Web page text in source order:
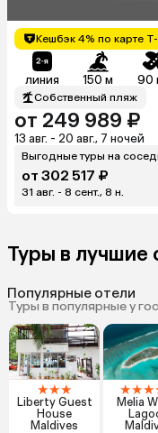
Кешбэк 4% по карте
линия 150 м 90
Собственный пляж
от 249 989 ₽
13 авг. - 20 авг., 7 ночей
Выгодные туры на
от 302 517 ₽
31 авг. - 8 сент., 8 н.
Туры в лучшие
Популярные отели
Туры в популярные у
★★★
Liberty Guest
House
Maldives
★★★
Melia